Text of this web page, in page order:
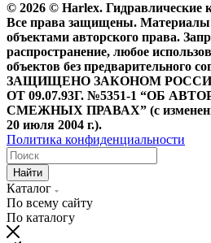
© 2026 © Harlex. Гидравлические
Все права защищены. Материалы
объектами авторского права.
распространение, любое
объектов без предварительного
ЗАЩИЩЕНО ЗАКОНОМ
ОТ 09.07.93Г. №5351-1 “ОБ
СМЕЖНЫХ ПРАВАХ” (с
20 июля 2004 г.).
Политика конфиденциальности
Найти
Каталог
По всему сайту
По каталогу